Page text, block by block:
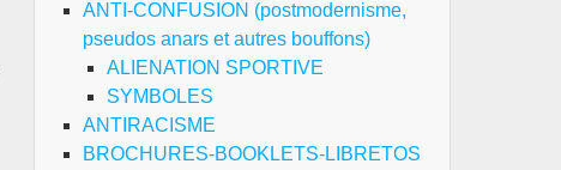
ANTI-CONFUSION (postmodernisme,
pseudos anars et autres bouffons)
ALIENATION SPORTIVE
SYMBOLES
ANTIRACISME
BROCHURES-BOOKLETS-LIBRETOS